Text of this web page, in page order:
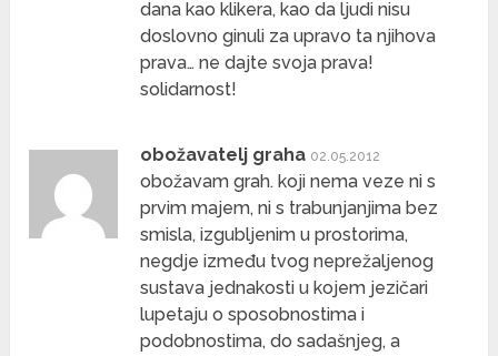
dana kao klikera, kao da ljudi nisu
doslovno ginuli za upravo ta njihova
prava… ne dajte svoja prava!
solidarnost!
obožavatelj graha 02.05.2012
obožavam grah. koji nema veze ni s
prvim majem, ni s trabunjanjima bez
smisla, izgubljenim u prostorima,
negdje između tvog neprežaljenog
sustava jednakosti u kojem jezičari
lupetaju o sposobnostima i
podobnostima, do sadašnjeg, a